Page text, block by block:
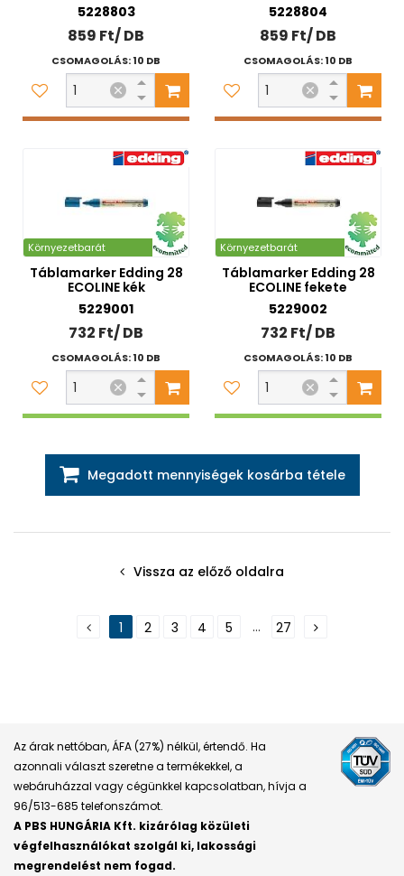
5228803
859 Ft/ DB
CSOMAGOLÁS: 10 DB
5228804
859 Ft/ DB
CSOMAGOLÁS: 10 DB
Környezetbarát
Táblamarker Edding 28
ECOLINE kék
5229001
732 Ft/ DB
CSOMAGOLÁS: 10 DB
Környezetbarát
Táblamarker Edding 28
ECOLINE fekete
5229002
732 Ft/ DB
CSOMAGOLÁS: 10 DB
Megadott mennyiségek kosárba tétele
Vissza az előző oldalra
1 2 3 4 5 ... 27
Az árak nettóban, ÁFA (27%) nélkül, értendő. Ha
azonnali választ szeretne a termékekkel, a
webáruházzal vagy cégünkkel kapcsolatban, hívja a
96/513-685 telefonszámot.
A PBS HUNGÁRIA Kft. kizárólag közületi
végfelhasználókat szolgál ki, lakossági
megrendelést nem fogad.